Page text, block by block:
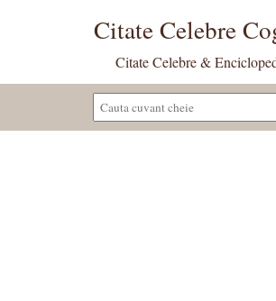
Citate Celebre
Citate Celebre &